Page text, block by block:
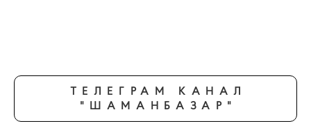
ТЕЛЕГРАМ КАНАЛ
"ШАМАНБАЗАР"